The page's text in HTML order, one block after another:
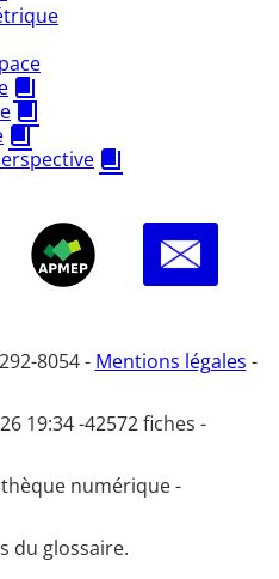
8054 - Mentions légales -
19:34 -42572 fiches -
numérique -
du glossaire.